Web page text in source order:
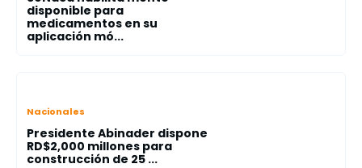
disponible para
medicamentos en su
aplicación mó...
Nacionales
Presidente Abinader dispone
RD$2,000 millones para
construcción de 25 ...